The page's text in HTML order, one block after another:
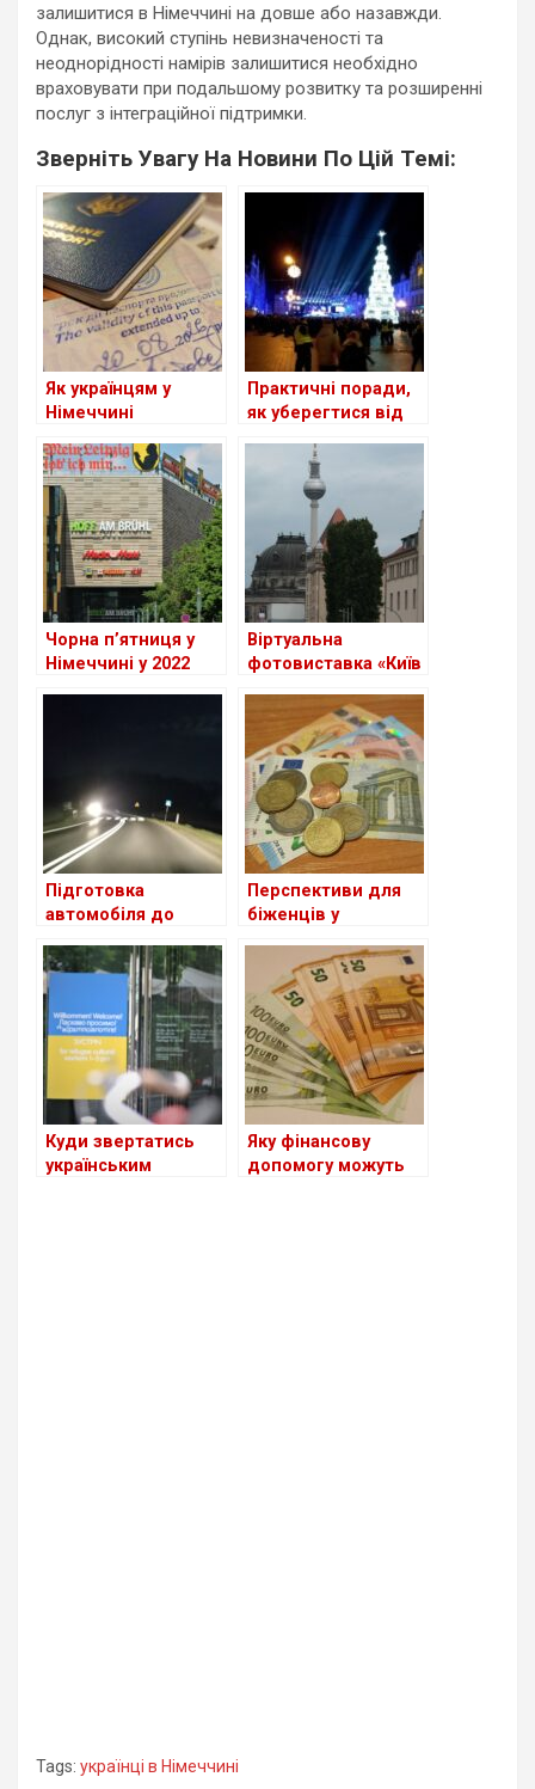
залишитися в Німеччині на довше або назавжди.
Однак, високий ступінь невизначеності та
неоднорідності намірів залишитися необхідно
враховувати при подальшому розвитку та розширенні
послуг з інтеграційної підтримки.
Зверніть Увагу На Новини По Цій Темі:
Як українцям у
Німеччині
Практичні поради,
як уберегтися від
злодіїв на
німецьких
різдвяних ярмарках
Чорна п’ятниця у
Німеччині у 2022
Віртуальна
фотовиставка «Київ
Європи» на сайті
Бундестагу
Підготовка
автомобіля до
штрафи у Німеччині
Перспективи для
біженців у
Куди звертатись
українським
Яку фінансову
допомогу можуть
Tags: українці в Німеччині